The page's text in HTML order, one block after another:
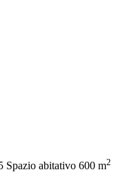
Spazio abitativo 600 m2